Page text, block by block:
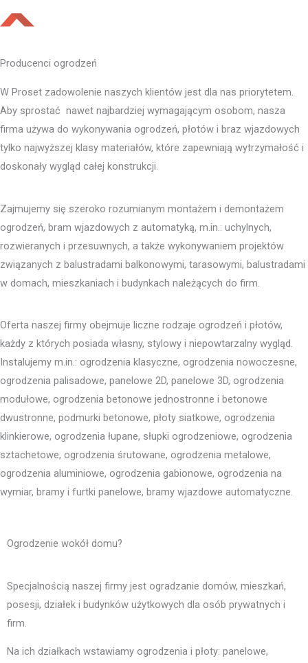
Producenci ogrodzeń
W Proset zadowolenie naszych klientów jest dla nas priorytetem.
Aby sprostać nawet najbardziej wymagającym osobom, nasza
firma używa do wykonywania ogrodzeń, płotów i braz wjazdowych
tylko najwyższej klasy materiałów, które zapewniają wytrzymałość i
doskonały wygląd całej konstrukcji.
Zajmujemy się szeroko rozumianym montażem i demontażem
ogrodzeń, bram wjazdowych z automatyką, m.in.: uchylnych,
rozwieranych i przesuwnych, a także wykonywaniem projektów
związanych z balustradami balkonowymi, tarasowymi, balustradami
w domach, mieszkaniach i budynkach należących do firm.
Oferta naszej firmy obejmuje liczne rodzaje ogrodzeń i płotów,
każdy z których posiada własny, stylowy i niepowtarzalny wygląd.
Instalujemy m.in.: ogrodzenia klasyczne, ogrodzenia nowoczesne,
ogrodzenia palisadowe, panelowe 2D, panelowe 3D, ogrodzenia
modułowe, ogrodzenia betonowe jednostronne i betonowe
dwustronne, podmurki betonowe, płoty siatkowe, ogrodzenia
klinkierowe, ogrodzenia łupane, słupki ogrodzeniowe, ogrodzenia
sztachetowe, ogrodzenia śrutowane, ogrodzenia metalowe,
ogrodzenia aluminiowe, ogrodzenia gabionowe, ogrodzenia na
wymiar, bramy i furtki panelowe, bramy wjazdowe automatyczne.
Ogrodzenie wokół domu?
Specjalnością naszej firmy jest ogradzanie domów, mieszkań,
posesji, działek i budynków użytkowych dla osób prywatnych i
firm.
Na ich działkach wstawiamy ogrodzenia i płoty: panelowe,